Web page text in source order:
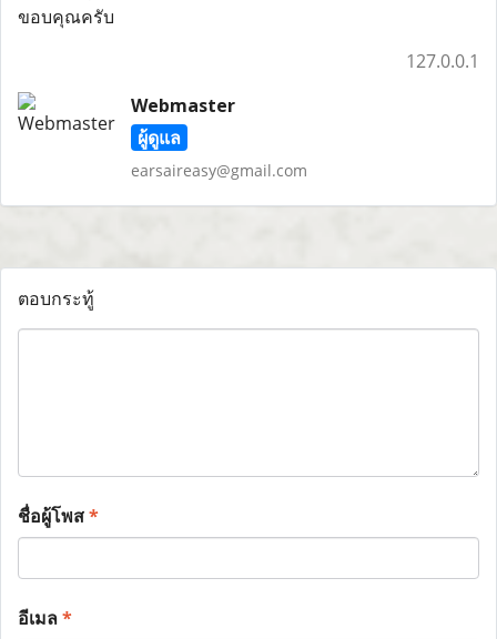
ขอบคุณครับ
127.0.0.1
Webmaster
ผู้ดูแล
earsaireasy@gmail.com
ตอบกระทู้
ชื่อผู้โพส*
อีเมล*